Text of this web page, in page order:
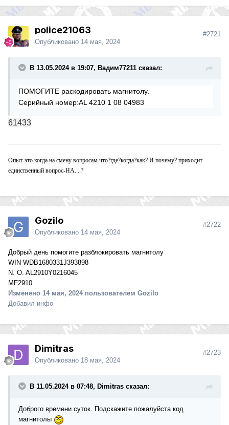
police21063
Опубликовано 14 мая, 2024
#2721
В 13.05.2024 в 19:07, Вадим77211 сказал:
ПОМОГИТЕ раскодировать магнитолу.
Серийный номер:AL 4210 1 08 04983
61433
Опыт-это когда на смену вопросам что?где?когда?как? И почему? приходит
единственный вопрос-НА....?
Gozilo
Опубликовано 14 мая, 2024
#2722
Добрый день помогите разблокировать магнитолу
WIN WDB1680331J393898
N. O. AL2910Y0216045
MF2910
Изменено 14 мая, 2024 пользователем Gozilo
Добавил инфо
Dimitras
Опубликовано 18 мая, 2024
#2723
В 11.05.2024 в 07:48, Dimitras сказал:
Доброго времени суток. Подскажите пожалуйста код
магнитолы